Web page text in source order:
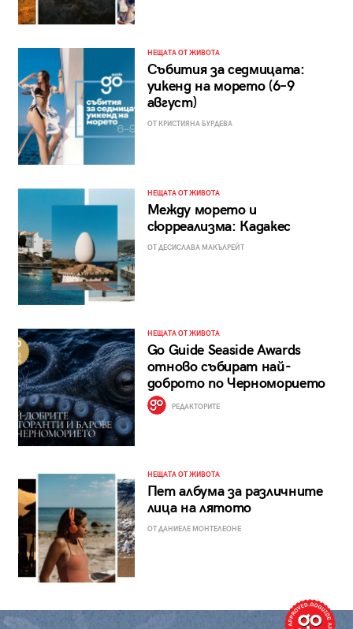
НЕЩАТА ОТ ЖИВОТА
Събития за седмицата:
уикенд на морето (6–9
август)
ОТ КРИСТИЯНА БУРДЕВА
НЕЩАТА ОТ ЖИВОТА
Между морето и
сюрреализма: Кадакес
ОТ ДЕСИСЛАВА МАКЪЛРЕЙТ
НЕЩАТА ОТ ЖИВОТА
Go Guide Seaside Awards
отново събират най-
доброто по Черноморието
РЕДАКТОРИТЕ
НЕЩАТА ОТ ЖИВОТА
Пет албума за различните
лица на лятото
ОТ ДАНИЕЛЕ МОНТЕЛЕОНЕ